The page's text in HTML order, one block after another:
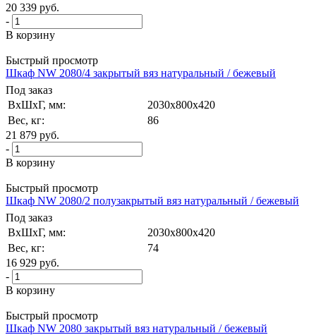
20 339 руб.
-
В корзину
Быстрый просмотр
Шкаф NW 2080/4 закрытый вяз натуральный / бежевый
Под заказ
ВxШxГ, мм:
2030x800x420
Вес, кг:
86
21 879 руб.
-
В корзину
Быстрый просмотр
Шкаф NW 2080/2 полузакрытый вяз натуральный / бежевый
Под заказ
ВxШxГ, мм:
2030x800x420
Вес, кг:
74
16 929 руб.
-
В корзину
Быстрый просмотр
Шкаф NW 2080 закрытый вяз натуральный / бежевый